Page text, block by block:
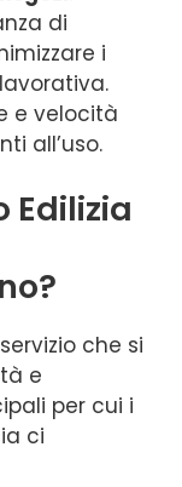
di
i
e velocità
all’uso.
Edilizia
che si
e
per cui i
ci